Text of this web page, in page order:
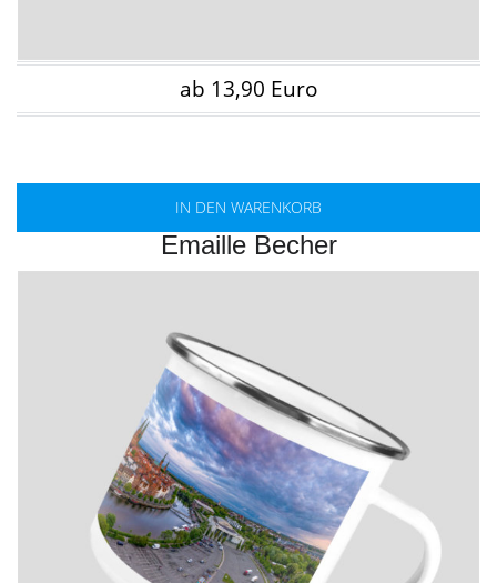
ab 13,90 Euro
IN DEN WARENKORB
Emaille Becher